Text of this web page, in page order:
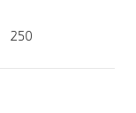
250